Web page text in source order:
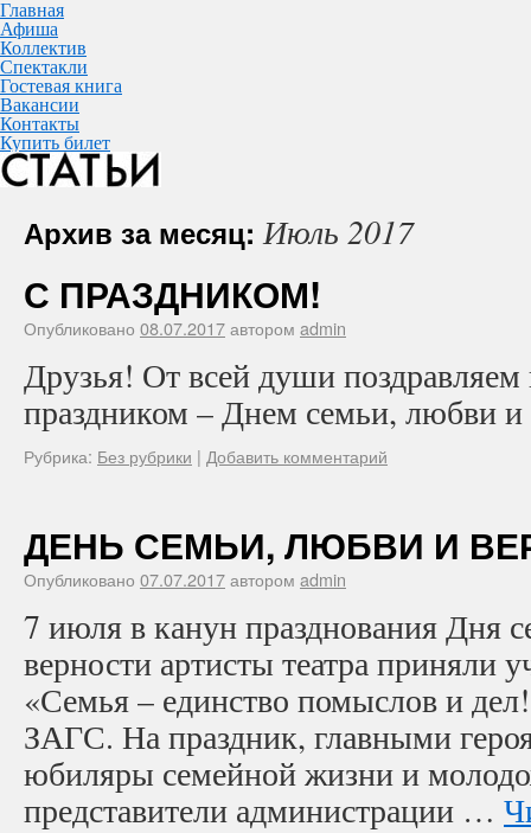
Главная
Афиша
Коллектив
Спектакли
Гостевая книга
Вакансии
Контакты
Купить билет
Архив за месяц:Июль 2017
С ПРАЗДНИКОМ!
Опубликовано 08.07.2017автором admin
Друзья! От всей души поздравляем
праздником – Днем семьи, любви и
Рубрика: Без рубрики | Добавить комментарий
ДЕНЬ СЕМЬИ, ЛЮБВИ И
Опубликовано 07.07.2017автором admin
7 июля в канун празднования Дня
верности артисты театра приняли
«Семья – единство помыслов и
ЗАГС. На праздник, главными
юбиляры семейной жизни и
представители администрации …